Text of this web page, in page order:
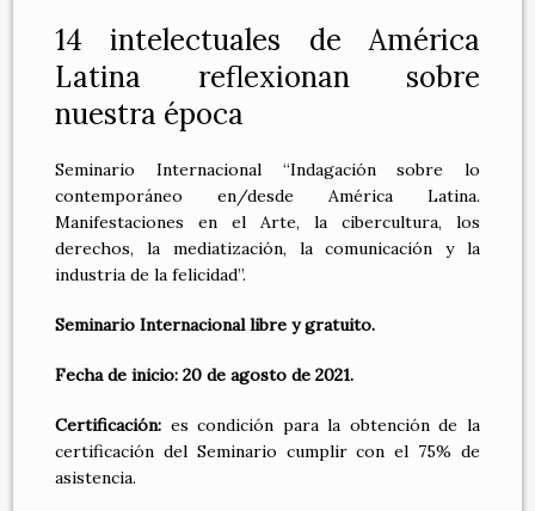
14 intelectuales de América
Latina reflexionan sobre
nuestra época
Seminario Internacional “Indagación sobre lo
contemporáneo en/desde América Latina.
Manifestaciones en el Arte, la cibercultura, los
derechos, la mediatización, la comunicación y la
industria de la felicidad”.
Seminario Internacional libre y gratuito.
Fecha de inicio: 20 de agosto de 2021.
Certificación: es condición para la obtención de la
certificación del Seminario cumplir con el 75% de
asistencia.